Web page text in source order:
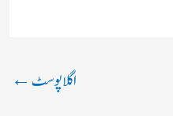
اگلا پوسٹ←